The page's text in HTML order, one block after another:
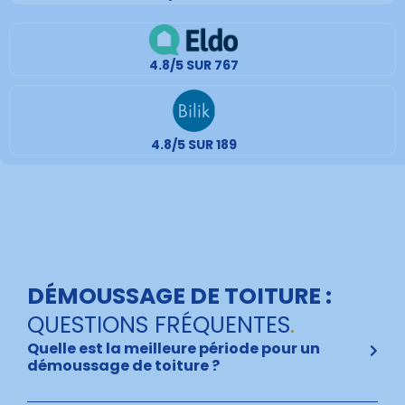
4.8/5 SUR 767
4.8/5 SUR 189
DÉMOUSSAGE DE TOITURE :
QUESTIONS FRÉQUENTES.
Quelle est la meilleure période pour un
démoussage de toiture ?